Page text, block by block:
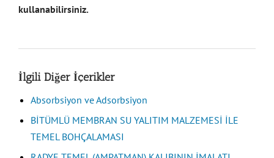
kullanabilirsiniz.
İlgili Diğer İçerikler
Absorbsiyon ve Adsorbsiyon
BİTÜMLÜ MEMBRAN SU YALITIM MALZEMESİ İLE
TEMEL BOHÇALAMASI